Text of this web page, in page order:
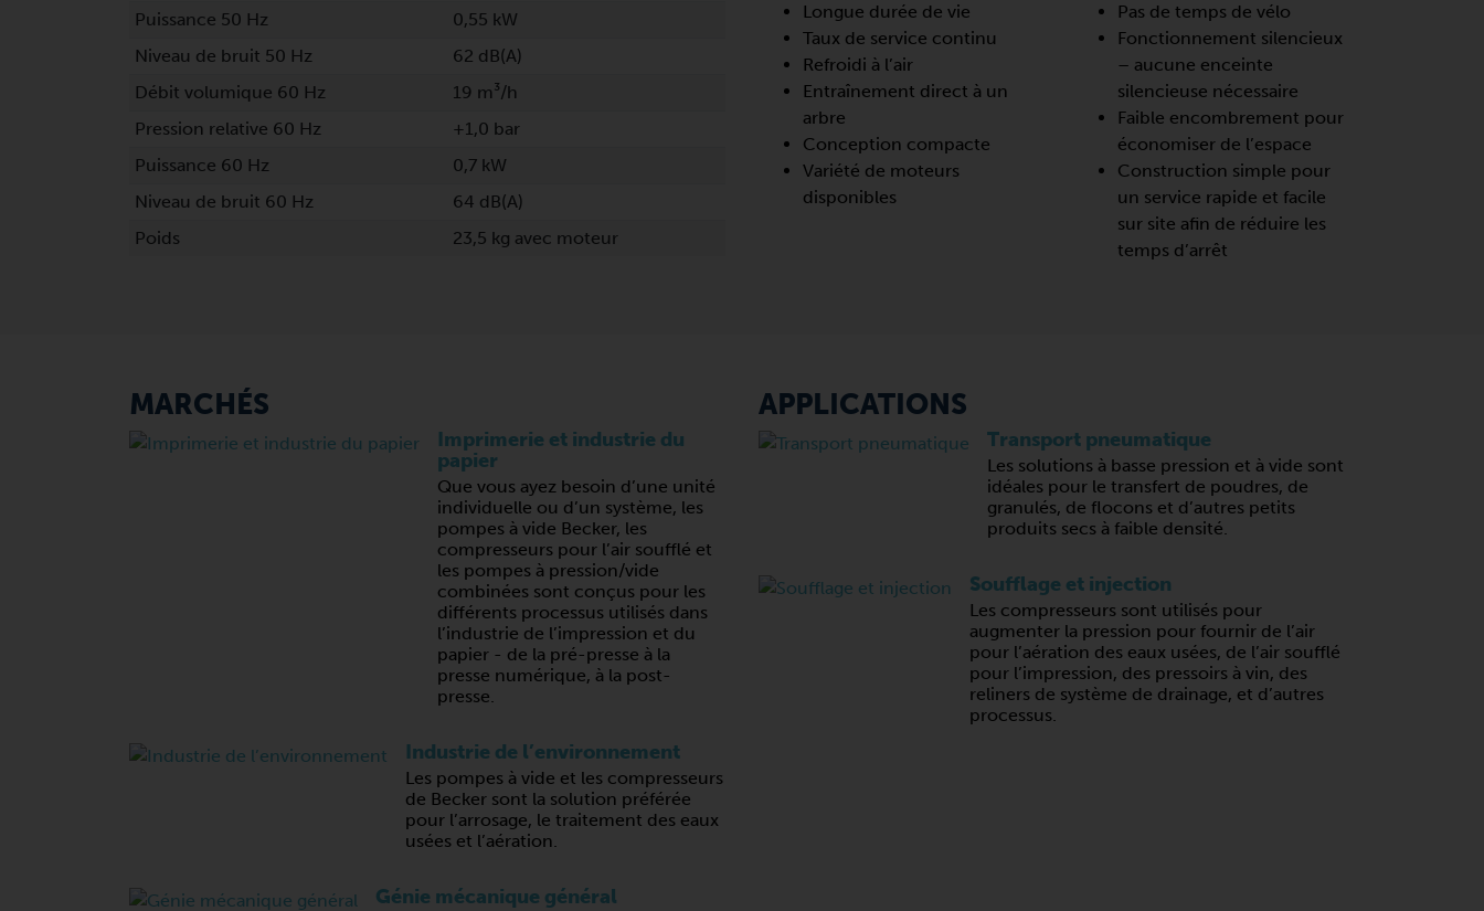
Puissance 50 Hz
0,55 kW
Niveau de bruit 50 Hz
62 dB(A)
Débit volumique 60 Hz
19 m³/h
Pression relative 60 Hz
+1,0 bar
Puissance 60 Hz
0,7 kW
Niveau de bruit 60 Hz
64 dB(A)
Poids
23,5 kg avec moteur
Longue durée de vie
Taux de service continu
Refroidi à l’air
Entraînement direct à un
arbre
Conception compacte
Variété de moteurs
disponibles
Pas de temps de vélo
Fonctionnement silencieux
– aucune enceinte
silencieuse nécessaire
Faible encombrement pour
économiser de l’espace
Construction simple pour
un service rapide et facile
sur site afin de réduire les
temps d’arrêt
MARCHÉS
Imprimerie et industrie du
papier
Que vous ayez besoin d’une unité
individuelle ou d’un système, les
pompes à vide Becker, les
compresseurs pour l’air soufflé et
les pompes à pression/vide
combinées sont conçus pour les
différents processus utilisés dans
l’industrie de l’impression et du
papier - de la pré-presse à la
presse numérique, à la post-
presse.
Industrie de l’environnement
Les pompes à vide et les compresseurs
de Becker sont la solution préférée
pour l’arrosage, le traitement des eaux
usées et l’aération.
Génie mécanique général
APPLICATIONS
Transport pneumatique
Les solutions à basse pression et à vide sont
idéales pour le transfert de poudres, de
granulés, de flocons et d’autres petits
produits secs à faible densité.
Soufflage et injection
Les compresseurs sont utilisés pour
augmenter la pression pour fournir de l’air
pour l’aération des eaux usées, de l’air soufflé
pour l’impression, des pressoirs à vin, des
reliners de système de drainage, et d’autres
processus.